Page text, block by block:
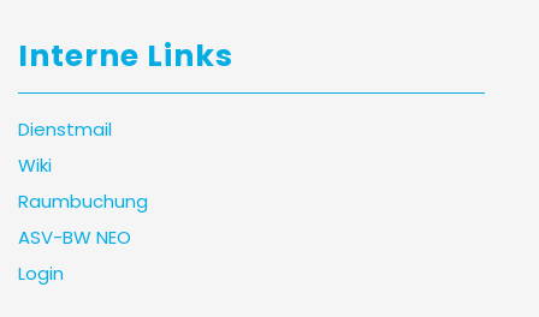
Interne Links
Dienstmail
Wiki
Raumbuchung
ASV-BW NEO
Login